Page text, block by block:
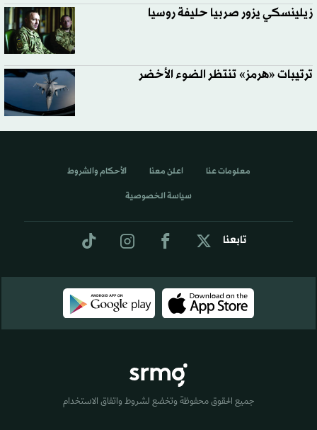
زيلينسكي يزور صربيا حليفة روسيا
ترتيبات «هرمز» تنتظر الضوء الأخضر
تابعنا
معلومات عنا اعلن معنا الأحكام والشروط
سياسة الخصوصية
جميع الحقوق محفوظة وتخضع لشروط واتفاق الاستخدام